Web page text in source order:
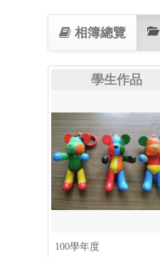
相簿總覽
學生作品
100學年度